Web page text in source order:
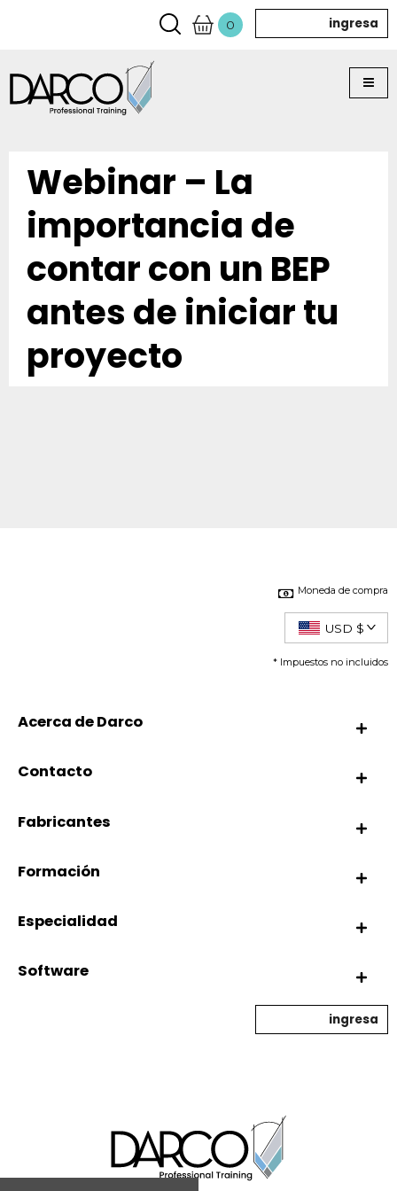
0 ingresa
Webinar – La
importancia de
contar con un BEP
antes de iniciar tu
proyecto
Moneda de compra
USD $
* Impuestos no incluidos
Acerca de Darco
Contacto
Fabricantes
Formación
Especialidad
Software
ingresa